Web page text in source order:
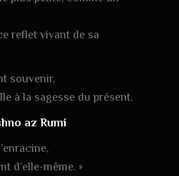
reflet vivant de sa
souvenir,
à la sagesse du présent.
az Rumi
d’elle-même. »